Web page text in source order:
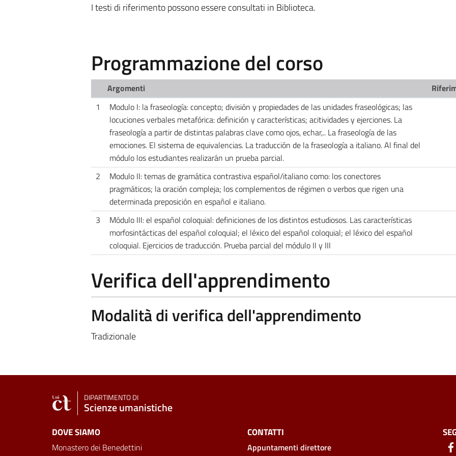
I testi di riferimento possono essere consultati in Biblioteca.
Programmazione del corso
Argomenti
1
Modulo I: la fraseología: concepto; división y propiedades de las unidades fraseológicas; las
locuciones verbales metafórica: definición y características; acitividades y ejerciones. La
fraseología a partir de distintas palabras clave como ojos, echar,.. La fraseología de las
emociones. El sistema de equivalencias. La traducción de la fraseología a italiano. Al final del
módulo los estudiantes realizarán un prueba parcial.
2
Modulo II: temas de gramática contrastiva español/italiano como: los conectores
pragmáticos; la oración compleja; los complementos de régimen o verbos que rigen una
determinada preposición en español e italiano.
3
Módulo III: el español coloquial: definiciones de los distintos estudiosos. Las características
morfosintácticas del español coloquial; el léxico del español coloquial; el léxico del español
coloquial. Ejercicios de traducción. Prueba parcial del módulo II y III
Verifica dell'apprendimento
Modalità di verifica dell'apprendimento
Tradizionale
DIPARTIMENTO DI
Scienze umanistiche
DOVE SIAMO
Monastero dei Benedettini
CONTATTI
Appuntamenti direttore